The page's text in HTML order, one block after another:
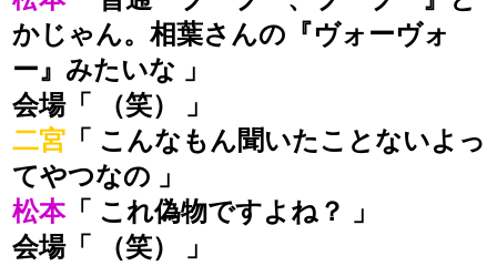
かじゃん。相葉さんの『ヴォーヴォ
ー』みたいな 」
会場「 （笑） 」
二宮 「 こんなもん聞いたことないよっ
てやつなの 」
松本「 これ偽物ですよね？ 」
会場「 （笑） 」